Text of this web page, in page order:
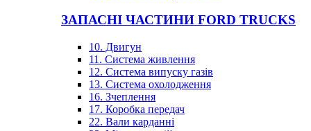
ЗАПАСНІ ЧАСТИНИ FORD TRUCKS
10. Двигун
11. Система живлення
12. Система випуску газів
13. Система охолодження
16. Зчеплення
17. Коробка передач
22. Вали карданні